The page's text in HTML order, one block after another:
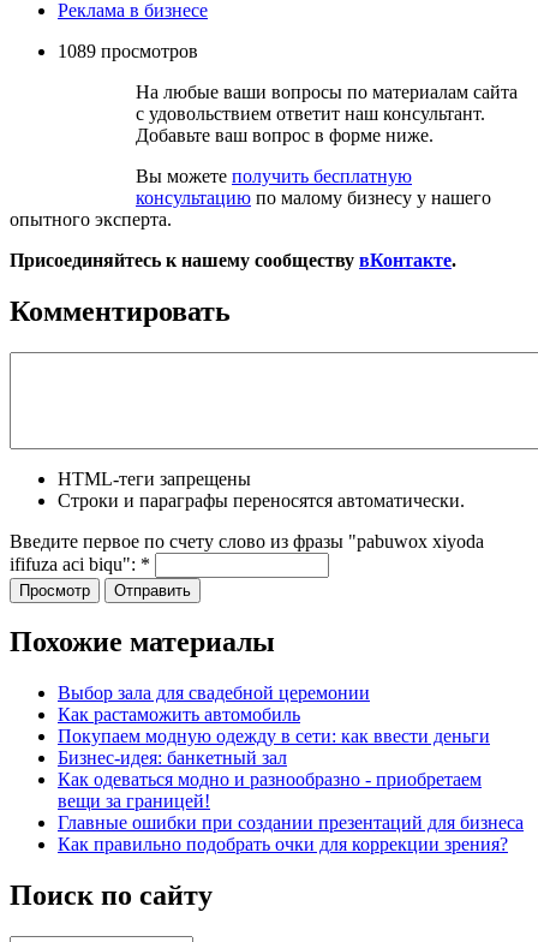
Реклама в бизнесе
1089 просмотров
На любые ваши вопросы по материалам сайта
с удовольствием ответит наш консультант.
Добавьте ваш вопрос в форме ниже.
Вы можете получить бесплатную
консультацию по малому бизнесу у нашего
опытного эксперта.
Присоединяйтесь к нашему сообществу вКонтакте.
Комментировать
HTML-теги запрещены
Строки и параграфы переносятся автоматически.
Введите первое по счету слово из фразы "pabuwox xiyoda
ififuza aci biqu": *
Похожие материалы
Выбор зала для свадебной церемонии
Как растаможить автомобиль
Покупаем модную одежду в сети: как ввести деньги
Бизнес-идея: банкетный зал
Как одеваться модно и разнообразно - приобретаем
вещи за границей!
Главные ошибки при создании презентаций для бизнеса
Как правильно подобрать очки для коррекции зрения?
Поиск по сайту